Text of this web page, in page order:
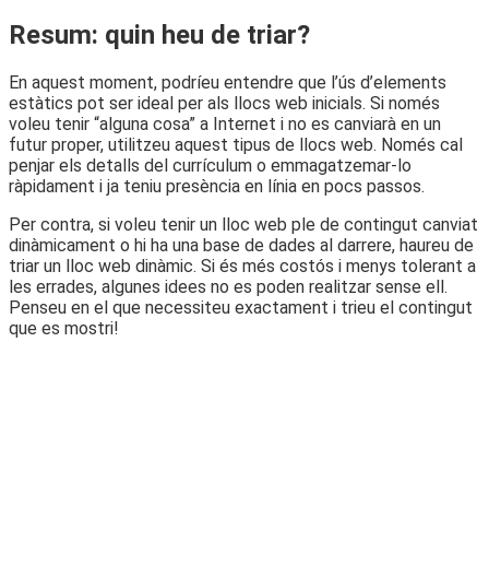
Resum: quin heu de triar?
En aquest moment, podríeu entendre que l’ús d’elements
estàtics pot ser ideal per als llocs web inicials. Si només
voleu tenir “alguna cosa” a Internet i no es canviarà en un
futur proper, utilitzeu aquest tipus de llocs web. Només cal
penjar els detalls del currículum o emmagatzemar-lo
ràpidament i ja teniu presència en línia en pocs passos.
Per contra, si voleu tenir un lloc web ple de contingut canviat
dinàmicament o hi ha una base de dades al darrere, haureu de
triar un lloc web dinàmic. Si és més costós i menys tolerant a
les errades, algunes idees no es poden realitzar sense ell.
Penseu en el que necessiteu exactament i trieu el contingut
que es mostri!